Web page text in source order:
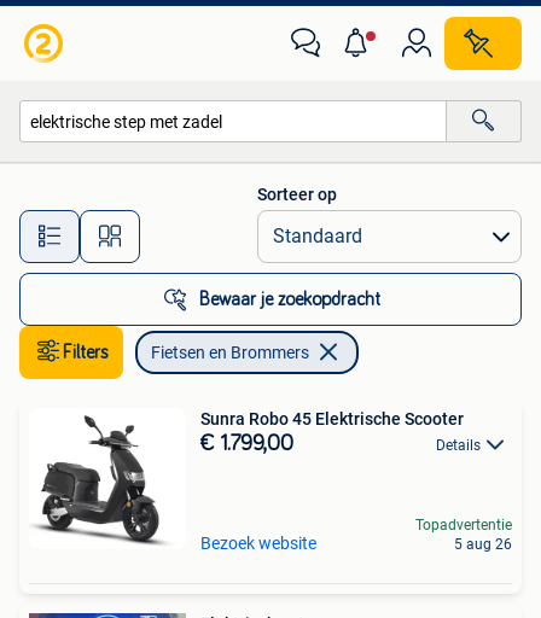
Alle afstanden…
Sorteer op
Bewaar je zoekopdracht
Filters Fietsen en Brommers
Sunra Robo 45 Elektrische Scooter
€ 1.799,00 Details
Bezoek website
Topadvertentie
5 aug 26